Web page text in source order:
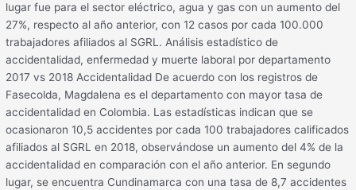
lugar fue para el sector eléctrico, agua y gas con un aumento del
27%, respecto al año anterior, con 12 casos por cada 100.000
trabajadores afiliados al SGRL. Análisis estadístico de
accidentalidad, enfermedad y muerte laboral por departamento
2017 vs 2018 Accidentalidad De acuerdo con los registros de
Fasecolda, Magdalena es el departamento con mayor tasa de
accidentalidad en Colombia. Las estadísticas indican que se
ocasionaron 10,5 accidentes por cada 100 trabajadores calificados
afiliados al SGRL en 2018, observándose un aumento del 4% de la
accidentalidad en comparación con el año anterior. En segundo
lugar, se encuentra Cundinamarca con una tasa de 8,7 accidentes